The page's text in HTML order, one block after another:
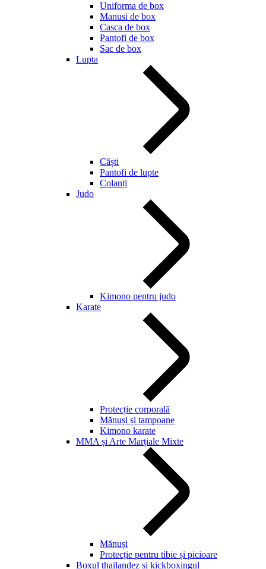
Uniforma de box
Manusi de box
Casca de box
Pantofi de box
Sac de box
Lupta
Căști
Pantofi de lupte
Colanți
Judo
Kimono pentru judo
Karate
Protecție corporală
Mănuși și tampoane
Kimono karate
MMA și Arte Marțiale Mixte
Mănuși
Protecție pentru tibie și picioare
Boxul thailandez și kickboxingul